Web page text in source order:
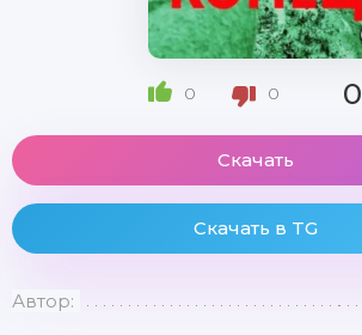
0 0
Скачать
Скачать в TG
Автор: